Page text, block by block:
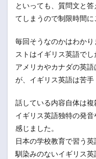
といっても、質問文と
てしまうので制限時間に
毎回そうなのかはわか
ストはイギリス英語でし
アメリカやカナダの英
が、イギリス英語は苦手
話している内容自体は複
イギリス英語独特の発
感じました。
日本の学校教育で習う英
馴染みのないイギリス